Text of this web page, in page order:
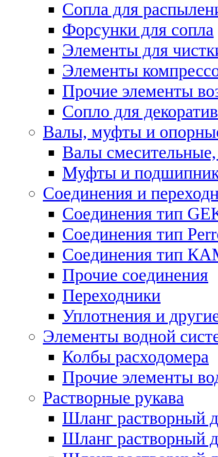
Сопла для
Форсунки для сопла
Элементы для
Элементы
Прочие элементы
Сопло для
Валы, муфты и
Валы
Муфты и
Соединения и
Соединения тип
Соединения тип
Соединения тип
Прочие соединения
Переходники
Уплотнения и
Элементы водной
Колбы расходомера
Прочие элементы
Растворные рукава
Шланг растворный
Шланг растворный